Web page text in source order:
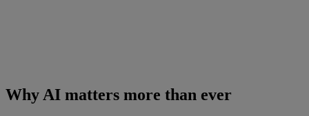
Why AI matters more than ever